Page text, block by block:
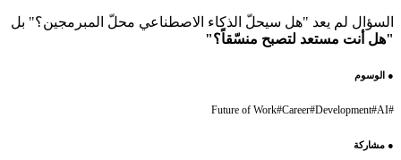
السؤال لم يعد "هل سيحلّ الذكاء الاصطناعي محلّ المبرمجين؟" بل
"هل أنت مستعد لتصبح منسّقاً؟"
●الوسوم
AI
#
Development
#
Career
#
Future of Work
●مشاركة